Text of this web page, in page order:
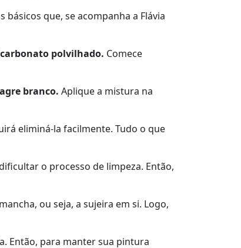
que, se acompanha a Flávia
polvilhado. Comece
branco. Aplique a mistura na
eliminá-la facilmente. Tudo o que
o processo de limpeza. Então,
ou seja, a sujeira em si. Logo,
Então, para manter sua pintura